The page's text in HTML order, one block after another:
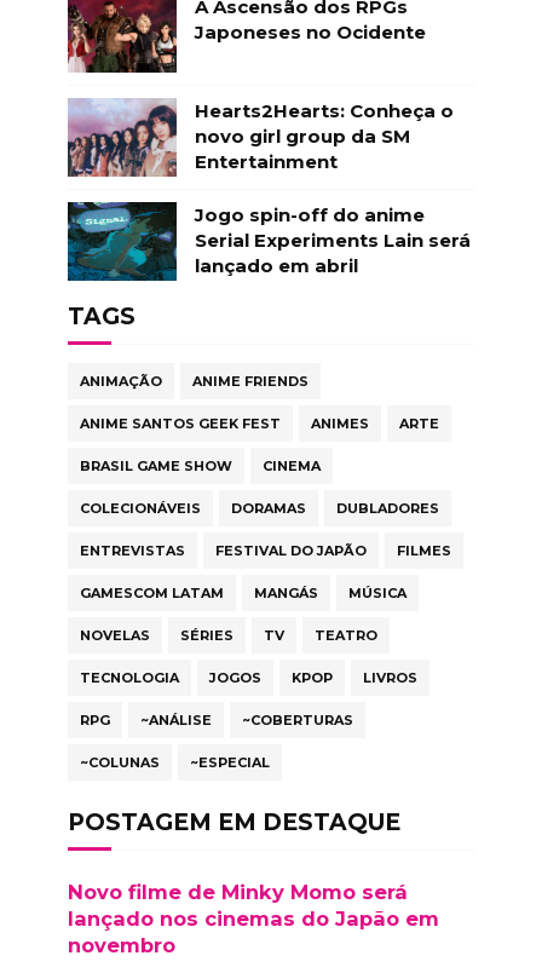
A Ascensão dos RPGs
Japoneses no Ocidente
Hearts2Hearts: Conheça o
novo girl group da SM
Entertainment
Jogo spin-off do anime
Serial Experiments Lain será
lançado em abril
TAGS
ANIMAÇÃO ANIME FRIENDS
ANIME SANTOS GEEK FEST ANIMES ARTE
BRASIL GAME SHOW CINEMA
COLECIONÁVEIS DORAMAS DUBLADORES
ENTREVISTAS FESTIVAL DO JAPÃO FILMES
GAMESCOM LATAM MANGÁS MÚSICA
NOVELAS SÉRIES TV TEATRO
TECNOLOGIA JOGOS KPOP LIVROS
RPG ~ANÁLISE ~COBERTURAS
~COLUNAS ~ESPECIAL
POSTAGEM EM DESTAQUE
Novo filme de Minky Momo será
lançado nos cinemas do Japão em
novembro